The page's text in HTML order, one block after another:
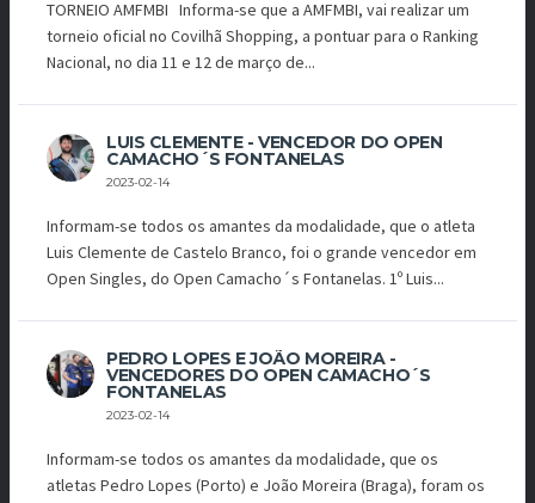
TORNEIO AMFMBI Informa-se que a AMFMBI, vai realizar um
torneio oficial no Covilhã Shopping, a pontuar para o Ranking
Nacional, no dia 11 e 12 de março de...
LUIS CLEMENTE - VENCEDOR DO OPEN
CAMACHO´S FONTANELAS
2023-02-14
Informam-se todos os amantes da modalidade, que o atleta
Luis Clemente de Castelo Branco, foi o grande vencedor em
Open Singles, do Open Camacho´s Fontanelas. 1º Luis...
PEDRO LOPES E JOÃO MOREIRA -
VENCEDORES DO OPEN CAMACHO´S
FONTANELAS
2023-02-14
Informam-se todos os amantes da modalidade, que os
atletas Pedro Lopes (Porto) e João Moreira (Braga), foram os